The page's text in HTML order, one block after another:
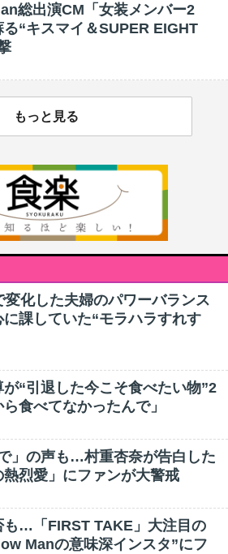
総出演CM「女装メンバー2
る“キスマイ＆SUPER EIGHT
もっと見る
変化した夫婦のパワーバランス
課していた“モラハラすれす
“引退した今こそ食べたい物”2
食べてなかったんで」
」の声も…村重杏奈が告白した
熱烈愛」にファンが大警戒
も…「FIRST TAKE」大注目の
Manの意味深インスタ”にフ